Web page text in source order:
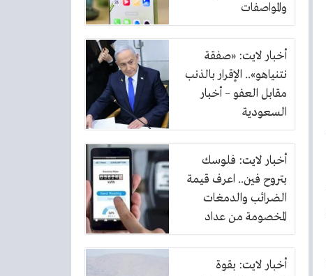
والمواصفات
أخبار لايت: «صفقة
نتنياهو».. الإقرار بالذنب
مقابل العفو – أخبار
السعودية
أخبار لايت: فلوسك
بتروح فين.. اعرف قيمة
الضرائب والدمغات
المخصومة من عداد
الكهرباء
أخبار لايت: بقوة